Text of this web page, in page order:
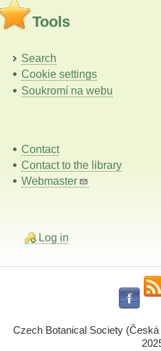
Tools
Search
Cookie settings
Soukromí na webu
Contact
Contact to the library
Webmaster
Log in
Czech Botanical Society